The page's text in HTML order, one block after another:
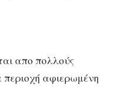
απο πολλούς
περιοχή αφιερωμένη